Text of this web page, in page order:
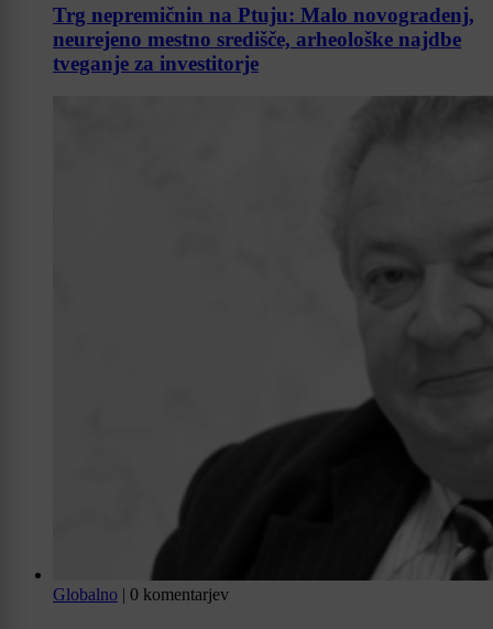
Trg nepremičnin na Ptuju: Malo novogradenj,
neurejeno mestno središče, arheološke najdbe
tveganje za investitorje
Globalno | 0 komentarjev